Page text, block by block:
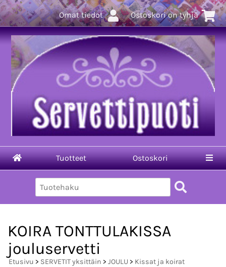
Omat tiedot Ostoskori on tyhjä
Tuotteet Ostoskori
KOIRA TONTTULAKISSA
jouluservetti
Etusivu > SERVETIT yksittäin > JOULU > Kissat ja koirat